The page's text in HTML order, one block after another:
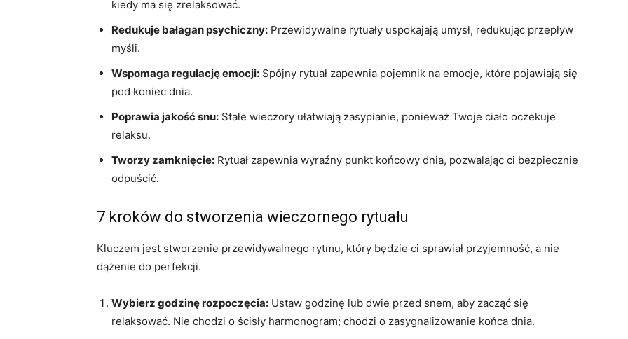
kiedy ma się zrelaksować.
Redukuje bałagan psychiczny: Przewidywalne rytuały uspokajają umysł, redukując przepływ
myśli.
Wspomaga regulację emocji: Spójny rytuał zapewnia pojemnik na emocje, które pojawiają się
pod koniec dnia.
Poprawia jakość snu: Stałe wieczory ułatwiają zasypianie, ponieważ Twoje ciało oczekuje
relaksu.
Tworzy zamknięcie: Rytuał zapewnia wyraźny punkt końcowy dnia, pozwalając ci bezpiecznie
odpuścić.
7 kroków do stworzenia wieczornego rytuału
Kluczem jest stworzenie przewidywalnego rytmu, który będzie ci sprawiał przyjemność, a nie
dążenie do perfekcji.
Wybierz godzinę rozpoczęcia: Ustaw godzinę lub dwie przed snem, aby zacząć się
relaksować. Nie chodzi o ścisły harmonogram; chodzi o zasygnalizowanie końca dnia.